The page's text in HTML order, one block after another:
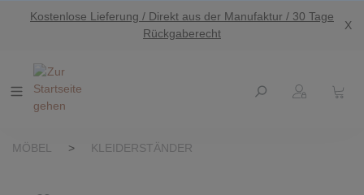
springen
Kostenlose Lieferung / Direkt aus der Manufaktur / 30 Tage
Rückgaberecht
X
MÖBEL > KLEIDERSTÄNDER